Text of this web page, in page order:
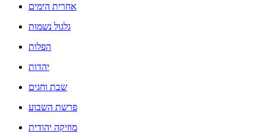
אחרית הימים
גלגול נשמות
הפלות
יהדות
שבת וחגים
פרשת השבוע
מוזיקה יהודית